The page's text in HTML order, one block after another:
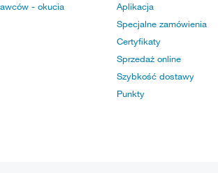
- okucia
Aplikacja
Specjalne zamówienia
Certyfikaty
Sprzedaż online
Szybkość dostawy
Punkty